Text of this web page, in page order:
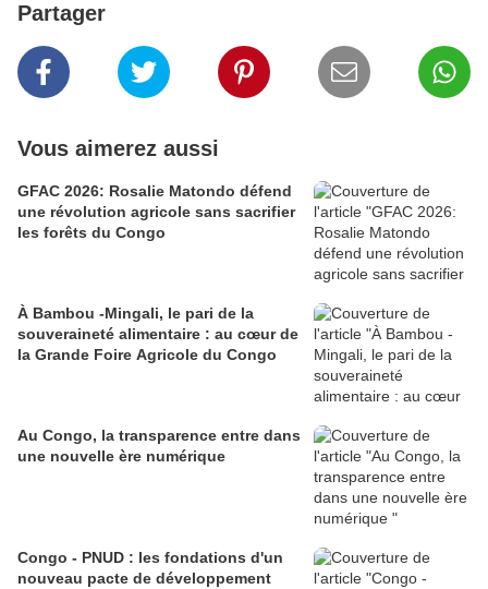
Partager
Vous aimerez aussi
GFAC 2026: Rosalie Matondo défend
une révolution agricole sans sacrifier
les forêts du Congo
À Bambou -Mingali, le pari de la
souveraineté alimentaire : au cœur de
la Grande Foire Agricole du Congo
Au Congo, la transparence entre dans
une nouvelle ère numérique
Congo - PNUD : les fondations d'un
nouveau pacte de développement